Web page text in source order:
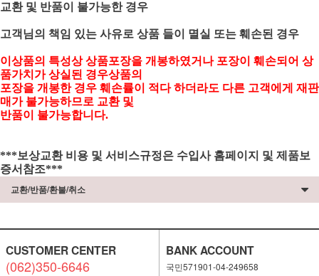
교환 및 반품이 불가능한 경우
고객님의 책임 있는 사유로 상품 들이 멸실 또는 훼손된 경우
이상품의 특성상 상품포장을 개봉하였거나 포장이 훼손되어 상
품가치가 상실된 경우상품의
포장을 개봉한 경우 훼손률이 적다 하더라도 다른 고객에게 재판
매가 불가능하므로 교환 및
반품이 불가능합니다.
***보상교환 비용 및 서비스규정은 수입사 홈페이지 및 제품보
증서참조***
교환/반품/환불/취소
CUSTOMER CENTER
(062)350-6646
BANK ACCOUNT
국민571901-04-249658